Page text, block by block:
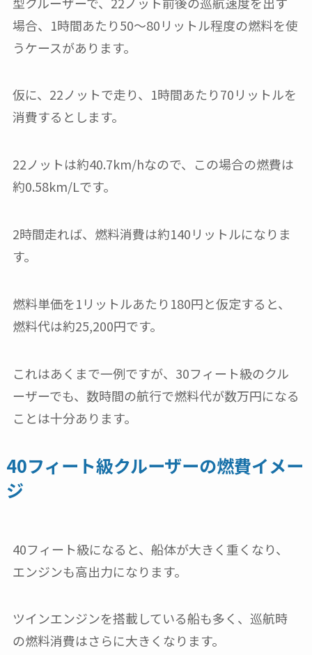
場合、1時間あたり50〜80リットル程度の燃料を使
うケースがあります。
仮に、22ノットで走り、1時間あたり70リットルを
消費するとします。
22ノットは約40.7km/hなので、この場合の燃費は
約0.58km/Lです。
2時間走れば、燃料消費は約140リットルになりま
す。
燃料単価を1リットルあたり180円と仮定すると、
燃料代は約25,200円です。
これはあくまで一例ですが、30フィート級のクル
ーザーでも、数時間の航行で燃料代が数万円になる
ことは十分あります。
40フィート級クルーザーの燃費イメー
ジ
40フィート級になると、船体が大きく重くなり、
エンジンも高出力になります。
ツインエンジンを搭載している船も多く、巡航時
の燃料消費はさらに大きくなります。